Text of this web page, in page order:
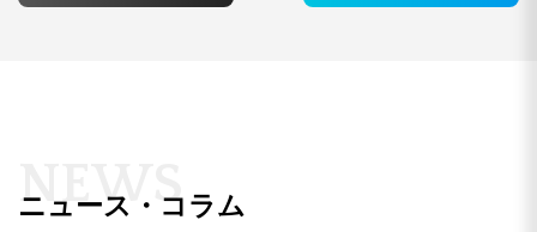
2026年06月02日の口コミ
ニュース・コラム
NE W S